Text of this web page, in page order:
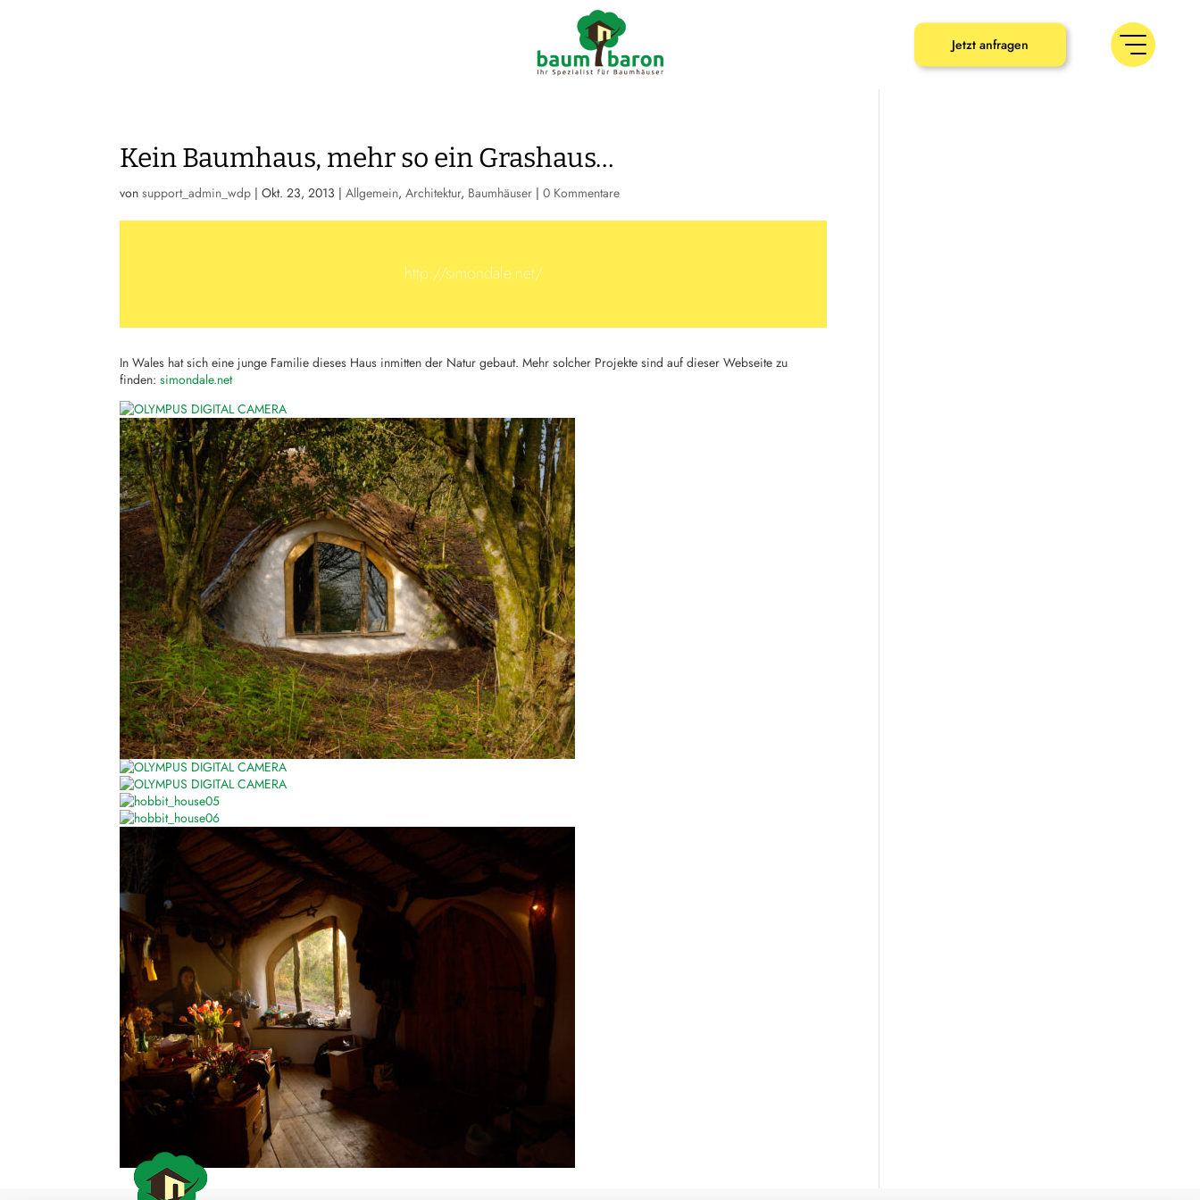
Jetzt anfragen
Kein Baumhaus, mehr so ein Grashaus…
vonsupport_admin_wdp |Okt. 23, 2013 |Allgemein,Architektur, Baumhäuser |0 Kommentare
http://simondale.net/
In Wales hat sich eine junge Familie dieses Haus inmitten der Natur gebaut. Mehr solcher Projekte sind auf dieser Webseite zu
finden:simondale.net